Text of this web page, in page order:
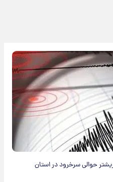
-زمین‌لرزه‌ای به بزرگی ۳.۶ ریشتر حوالی سرخرود در استان